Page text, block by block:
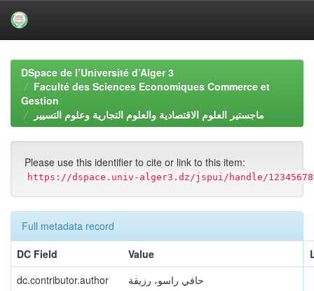
navigationDSpace de l’Université d’Alger 3
Faculté des Sciences Economiques Commerce et
Gestion
ماجستير العلوم الاقتصادية والعلوم التجارية وعلوم التسيير
Please use this identifier to cite or link to this item:
https://dspace.univ-alger3.dz/jspui/handle/
Full metadata record
DC Field
Value
dc.contributor.author
حافي راسو، رزيقة